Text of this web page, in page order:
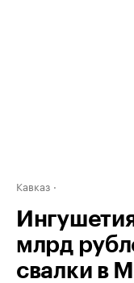
Кавказ
млрд
свалки в